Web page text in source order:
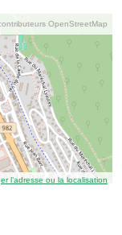
OpenStreetMap
l’adresse ou la localisation